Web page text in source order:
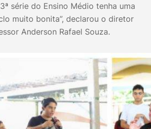
série do Ensino Médio tenha uma
muito bonita”, declarou o diretor
Anderson Rafael Souza.